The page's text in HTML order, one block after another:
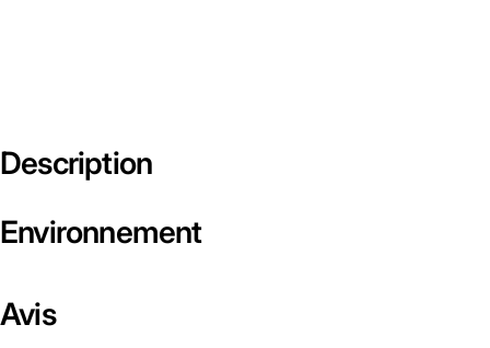
Description
Environnement
Avis